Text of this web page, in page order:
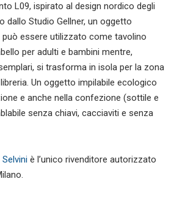
L09, ispirato al design nordico degli
dallo Studio Gellner, un oggetto
essere utilizzato come tavolino
per adulti e bambini mentre,
si trasforma in isola per la zona
Un oggetto impilabile ecologico
e anche nella confezione (sottile e
senza chiavi, cacciaviti e senza
Selvini è l’unico rivenditore autorizzato